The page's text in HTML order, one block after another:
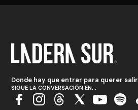
Donde hay que entrar para querer salir
SIGUE LA CONVERSACIÓN EN...